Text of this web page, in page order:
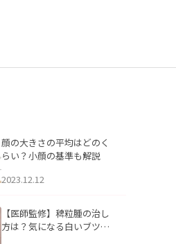
顔の大きさの平均はどのく
らい？小顔の基準も解説
2023.12.12
【医師監修】稗粒腫の治し
方は？気になる白いブツブ